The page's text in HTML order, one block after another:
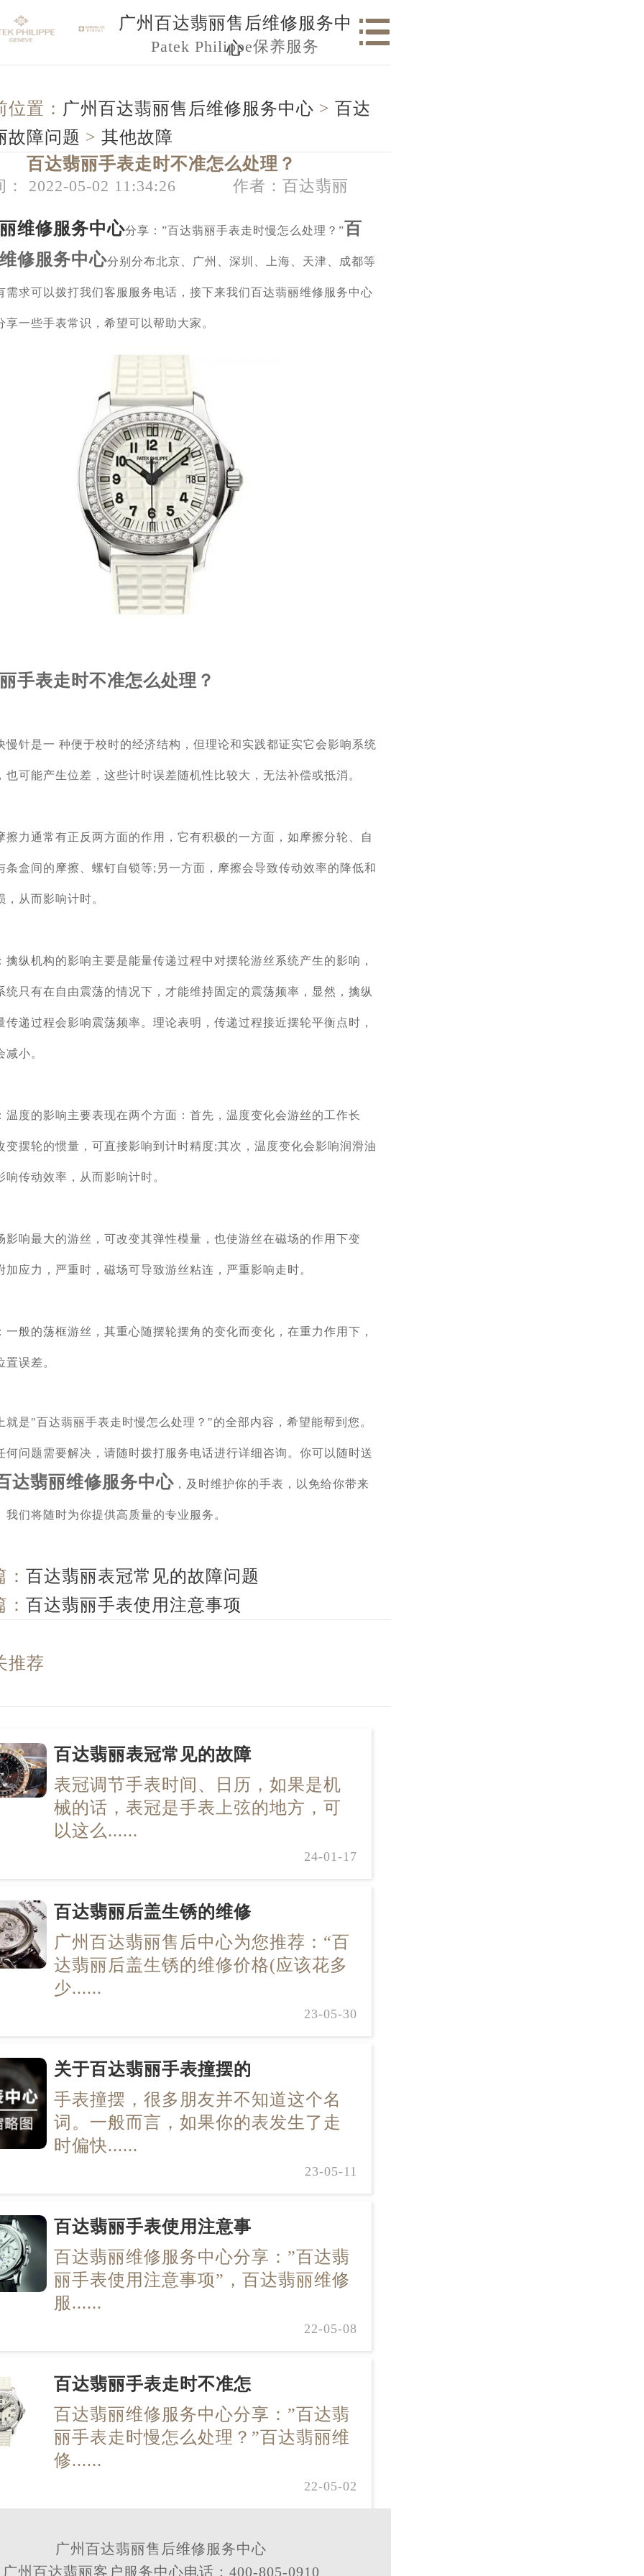
广州百达翡丽售后维修服务中
心
Patek Philippe保养服务
位置： 广州百达翡丽售后维修服务中心 > 百达
故障问题 > 其他故障
百达翡丽手表走时不准怎么处理？
： 2022-05-02 11:34:26 作者：百达翡丽
维修服务中心分享：”百达翡丽手表走时慢怎么处理？”百
修服务中心分别分布北京、广州、深圳、上海、天津、成都等
需求可以拨打我们客服服务电话，接下来我们百达翡丽维修服务中心
享一些手表常识，希望可以帮助大家。
手表走时不准怎么处理？
慢针是一 种便于校时的经济结构，但理论和实践都证实它会影响系统
也可能产生位差，这些计时误差随机性比较大，无法补偿或抵消。
擦力通常有正反两方面的作用，它有积极的一方面，如摩擦分轮、自
条盒间的摩擦、螺钉自锁等;另一方面，摩擦会导致传动效率的降低和
，从而影响计时。
擒纵机构的影响主要是能量传递过程中对摆轮游丝系统产生的影响，
统只有在自由震荡的情况下，才能维持固定的震荡频率，显然，擒纵
传递过程会影响震荡频率。理论表明，传递过程接近摆轮平衡点时，
减小。
温度的影响主要表现在两个方面：首先，温度变化会游丝的工作长
变摆轮的惯量，可直接影响到计时精度;其次，温度变化会影响润滑油
响传动效率，从而影响计时。
影响最大的游丝，可改变其弹性模量，也使游丝在磁场的作用下变
加应力，严重时，磁场可导致游丝粘连，严重影响走时。
一般的荡框游丝，其重心随摆轮摆角的变化而变化，在重力作用下，
置误差。
就是"百达翡丽手表走时慢怎么处理？"的全部内容，希望能帮到您。
何问题需要解决，请随时拨打服务电话进行详细咨询。你可以随时送
达翡丽维修服务中心 ，及时维护你的手表，以免给你带来
我们将随时为你提供高质量的专业服务。
百达翡丽表冠常见的故障问题
百达翡丽手表使用注意事项
推荐
百达翡丽表冠常见的故障
表冠调节手表时间、日历，如果是机
械的话，表冠是手表上弦的地方，可
以这么......
24-01-17
百达翡丽后盖生锈的维修
广州百达翡丽售后中心为您推荐：“百
达翡丽后盖生锈的维修价格(应该花多
少......
23-05-30
关于百达翡丽手表撞摆的
手表撞摆，很多朋友并不知道这个名
词。一般而言，如果你的表发生了走
时偏快......
23-05-11
百达翡丽手表使用注意事
百达翡丽维修服务中心分享：”百达翡
丽手表使用注意事项”，百达翡丽维修
服......
22-05-08
百达翡丽手表走时不准怎
百达翡丽维修服务中心分享：”百达翡
丽手表走时慢怎么处理？”百达翡丽维
修......
22-05-02
广州百达翡丽售后维修服务中心
广州百达翡丽客户服务中心电话：400-805-0910